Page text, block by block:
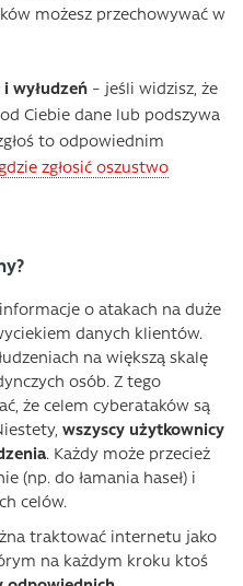
możesz przechowywać w
wyłudzeń – jeśli widzisz, że
Ciebie dane lub podszywa
to odpowiednim
gdzie zgłosić oszustwo
o atakach na duże
danych klientów.
na większą skalę
osób. Z tego
że celem cyberataków są
wszyscy użytkownicy
. Każdy może przecież
(np. do łamania haseł) i
celów.
traktować internetu jako
na każdym kroku ktoś